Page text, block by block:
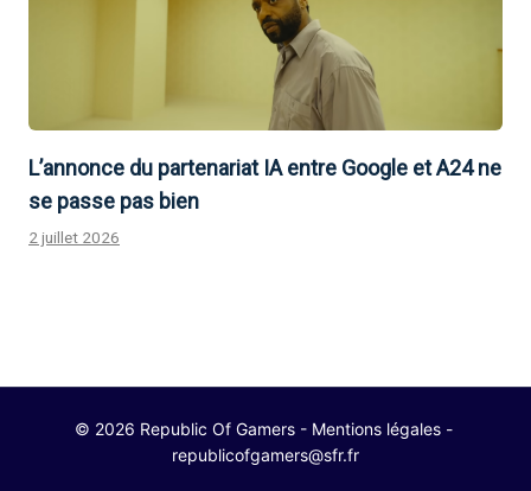
L’annonce du partenariat IA entre Google et A24 ne
se passe pas bien
2 juillet 2026
© 2026 Republic Of Gamers - Mentions légales-
republicofgamers@sfr.fr